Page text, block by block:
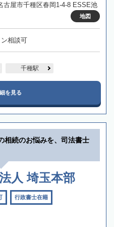
古屋市千種区春岡1-4-8 ESSE池
地図
相談可
千種駅
を見る
相続のお悩みを、司法書士
人 埼玉本部
行政書士在籍